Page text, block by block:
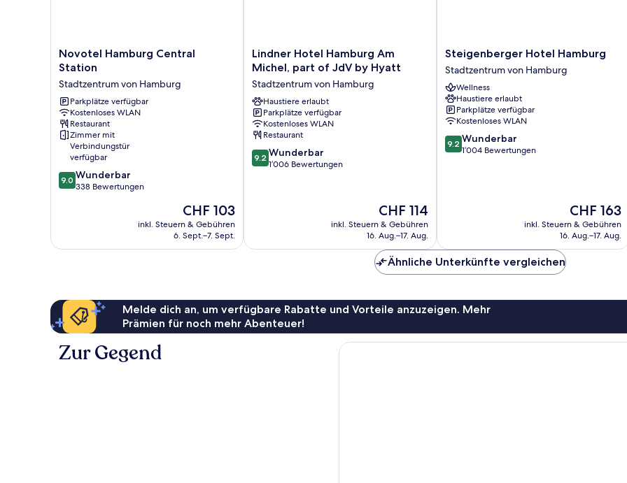
Novotel
Hamburg
Station
Stadtzentrum
von
Hamburg
Novotel Hamburg Central
Station
Stadtzentrum von Hamburg
Parkplätze verfügbar
Kostenloses WLAN
Restaurant
Zimmer mit
Verbindungstür
verfügbar
9.0
von
9.0 Wunderbar
338 Bewertungen
Der
Preis
beträgt
CHF 103
inkl. Steuern & Gebühren
6. Sept.–7. Sept.
Lindner
Hotel
Hamburg
Am
Michel,
part
of
JdV
by
Hyatt
Lindner Hotel Hamburg Am
Michel, part of JdV by Hyatt
Stadtzentrum von Hamburg
Haustiere erlaubt
Parkplätze verfügbar
Kostenloses WLAN
Restaurant
9.2
von
9.2 Wunderbar
1’006 Bewertungen
Der
Preis
beträgt
CHF 114
inkl. Steuern & Gebühren
16. Aug.–17. Aug.
Steigenberger
Hotel
Hamburg
Stadtzentrum
von
Hamburg
Steigenberger Hotel Hamburg
Stadtzentrum von Hamburg
Wellness
Haustiere erlaubt
Parkplätze verfügbar
Kostenloses WLAN
9.2
von
9.2 Wunderbar
1’004 Bewertungen
Der
Preis
beträgt
CHF 163
inkl. Steuern & Gebühren
16. Aug.–17. Aug.
Ähnliche Unterkünfte vergleichen
Melde dich an, um verfügbare Rabatte und Vorteile anzuzeigen. Mehr
Prämien für noch mehr Abenteuer!
Zur Gegend